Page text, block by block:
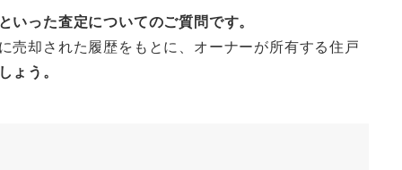
った査定についてのご質問です。
売却された履歴をもとに、オーナーが所有する住戸
ょう。